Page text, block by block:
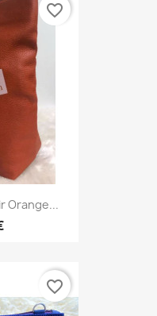
Orange...
favorite_border
favorite_border